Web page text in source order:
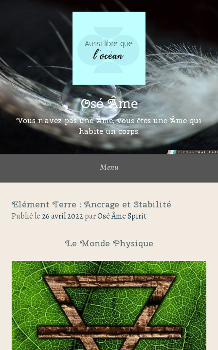
Osé Âme
Vous n’avez pas une Âme, vous êtes une Âme qui
habite un corps.
Menu
Elément Terre : Ancrage et Stabilité
Publié le 26 avril 2022parOsé Âme Spirit
Le Monde Physique